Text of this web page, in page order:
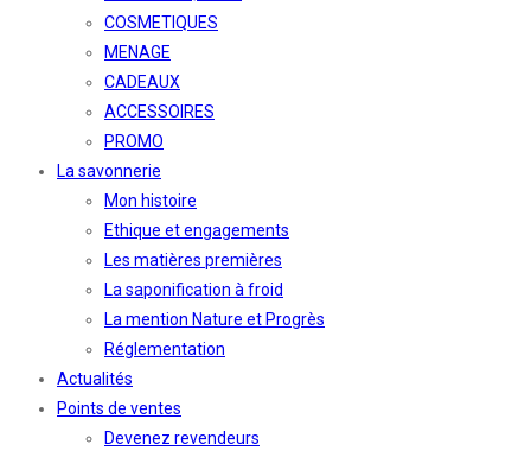
COSMETIQUES
MENAGE
CADEAUX
ACCESSOIRES
PROMO
La savonnerie
Mon histoire
Ethique et engagements
Les matières premières
La saponification à froid
La mention Nature et Progrès
Réglementation
Actualités
Points de ventes
Devenez revendeurs